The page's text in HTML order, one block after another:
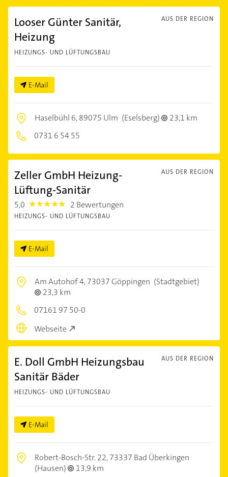
AUS DER REGION
Looser Günter Sanitär,
Heizung
HEIZUNGS- UND LÜFTUNGSBAU
E-Mail
Haselbühl 6,89075 Ulm (Eselsberg)
23,1 km
0731 6 54 55
AUS DER REGION
Zeller GmbH Heizung-
Lüftung-Sanitär
5,0 5.0 2 Bewertungen
HEIZUNGS- UND LÜFTUNGSBAU
E-Mail
Am Autohof 4,73037 Göppingen (Stadtgebiet)
23,3 km
07161 97 50-0
Webseite
AUS DER REGION
E. Doll GmbH Heizungsbau
Sanitär Bäder
HEIZUNGS- UND LÜFTUNGSBAU
E-Mail
Robert-Bosch-Str. 22,73337 Bad Überkingen
(Hausen)
13,9 km